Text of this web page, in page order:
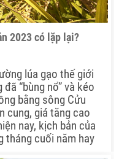
2023 có lặp lại?
lúa gạo thế giới
“bùng nổ” và kéo
bằng sông Cửu
cung, giá tăng cao
nay, kịch bản của
tháng cuối năm hay